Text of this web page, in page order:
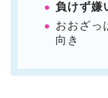
負けず嫌
おおざっ
向き